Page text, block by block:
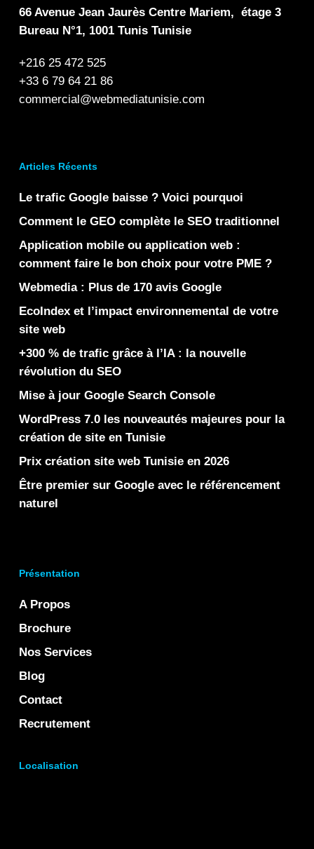
66 Avenue Jean Jaurès Centre Mariem, étage 3
Bureau N°1, 1001 Tunis Tunisie
+216 25 472 525
+33 6 79 64 21 86
commercial@webmediatunisie.com
Articles Récents
Le trafic Google baisse ? Voici pourquoi
Comment le GEO complète le SEO traditionnel
Application mobile ou application web :
comment faire le bon choix pour votre PME ?
Webmedia : Plus de 170 avis Google
EcoIndex et l’impact environnemental de votre
site web
+300 % de trafic grâce à l’IA : la nouvelle
révolution du SEO
Mise à jour Google Search Console
WordPress 7.0 les nouveautés majeures pour la
création de site en Tunisie
Prix création site web Tunisie en 2026
Être premier sur Google avec le référencement
naturel
Présentation
A Propos
Brochure
Nos Services
Blog
Contact
Recrutement
Localisation